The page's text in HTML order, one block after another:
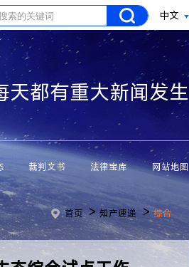
中文
天都有重大新闻发生
裁判文书 法律宝库 网站地图
首页 >知产速递 >综合